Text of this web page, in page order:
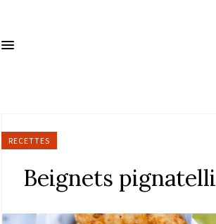
RECETTES
Beignets pignatelli